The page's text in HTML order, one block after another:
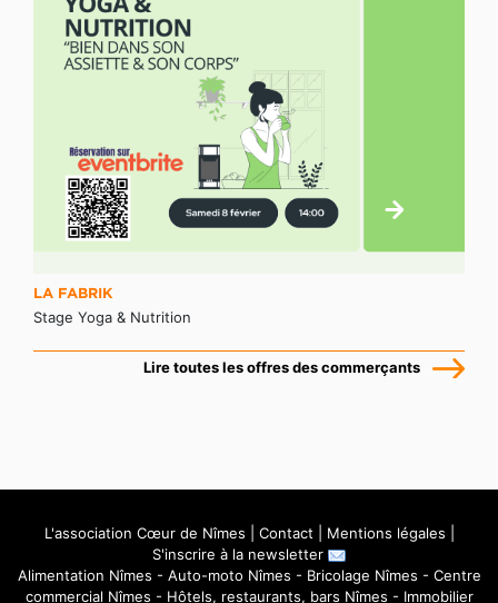
LA FABRIK
Stage Yoga & Nutrition
Lire toutes les offres des commerçants
L'association Cœur de Nîmes Contact Mentions légales
S'inscrire à la newsletter
Alimentation Nîmes - Auto-moto Nîmes - Bricolage Nîmes - Centre
commercial Nîmes - Hôtels, restaurants, bars Nîmes - Immobilier